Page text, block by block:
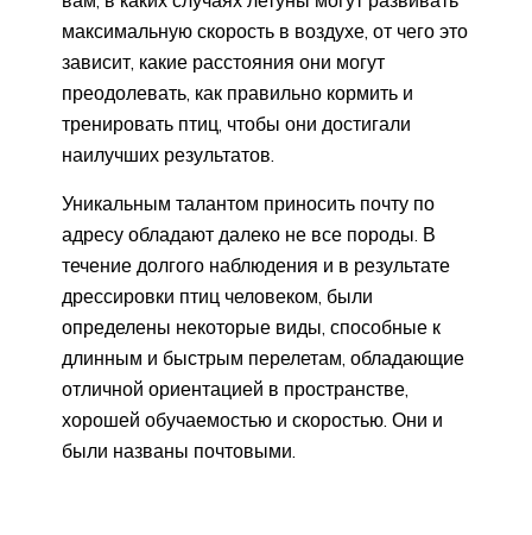
максимальную скорость в воздухе, от чего это
зависит, какие расстояния они могут
преодолевать, как правильно кормить и
тренировать птиц, чтобы они достигали
наилучших результатов.
Уникальным талантом приносить почту по
адресу обладают далеко не все породы. В
течение долгого наблюдения и в результате
дрессировки птиц человеком, были
определены некоторые виды, способные к
длинным и быстрым перелетам, обладающие
отличной ориентацией в пространстве,
хорошей обучаемостью и скоростью. Они и
были названы почтовыми.